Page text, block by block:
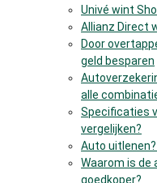
Univé wint
Allianz Direct
Door
geld besparen
alle
Specificaties
vergelijken?
Auto
Waarom is de
goedkoper?